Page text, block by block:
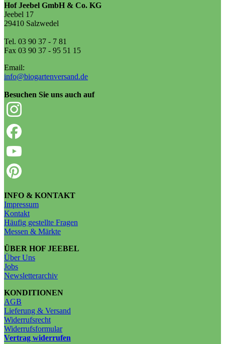
Hof Jeebel GmbH & Co. KG
Jeebel 17
29410 Salzwedel
Tel. 03 90 37 - 7 81
Fax 03 90 37 - 95 51 15
Email:
info@biogartenversand.de
Besuchen Sie uns auch auf
INFO & KONTAKT
Impressum
Kontakt
Häufig gestellte Fragen
Messen & Märkte
ÜBER HOF JEEBEL
Über Uns
Jobs
Newsletterarchiv
KONDITIONEN
AGB
Lieferung & Versand
Widerrufsrecht
Widerrufsformular
Vertrag widerrufen